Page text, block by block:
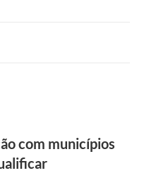
com municípios